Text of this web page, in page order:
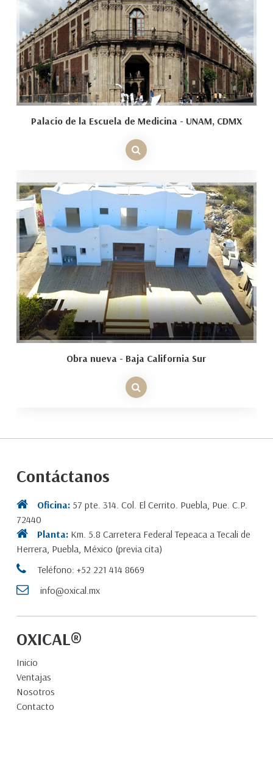
Palacio de la Escuela de Medicina - UNAM, CDMX
Obra nueva - Baja California Sur
Contáctanos
Oficina:57 pte. 314. Col. El Cerrito. Puebla, Pue. C.P.
72440
Planta:Km. 5.8 Carretera Federal Tepeaca a Tecali de
Herrera, Puebla, México (previa cita)
Teléfono: +52 221 414 8669
info@oxical.mx
OXICAL®
Inicio
Ventajas
Nosotros
Contacto